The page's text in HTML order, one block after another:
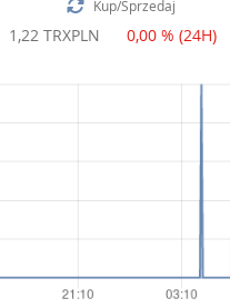
Kup/Sprzedaj
1,22 TRXPLN 0,00 % (24H)